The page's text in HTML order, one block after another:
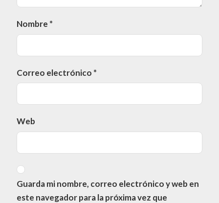
Nombre *
Correo electrónico *
Web
Guarda mi nombre, correo electrónico y web en
este navegador para la próxima vez que